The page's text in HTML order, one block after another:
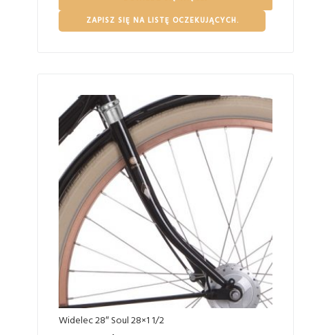
ZAPISZ SIĘ NA LISTĘ OCZEKUJĄCYCH.
Widelec 28″ Soul 28×1 1/2